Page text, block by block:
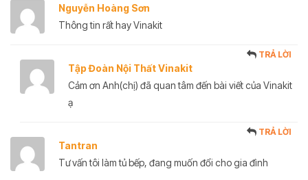
Nguyễn Hoàng Sơn
Thông tin rất hay Vinakit
Tập Đoàn Nội Thất Vinakit
TRẢ LỜI
Cảm ơn Anh(chị) đã quan tâm đến bài viết của Vinakit
ạ
Tantran
TRẢ LỜI
Tư vấn tôi làm tủ bếp, đang muốn đổi cho gia đình